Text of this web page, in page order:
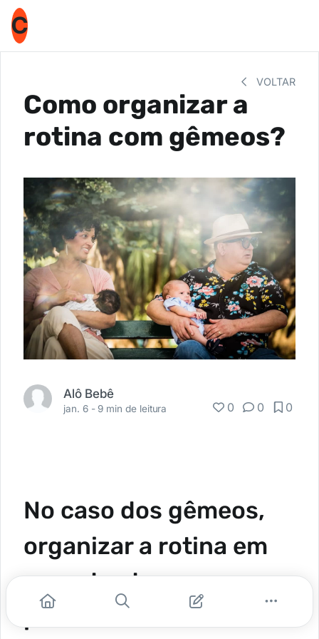
C
VOLTAR
Como organizar a
rotina com gêmeos?
Alô Bebê
jan. 6 - 9 min de leitura 0 0 0
No caso dos gêmeos,
organizar a rotina em
casa desde os
primeiros dias é